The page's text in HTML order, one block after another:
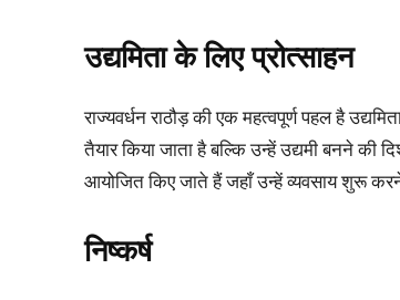
उद्यमिता के लिए प्रोत्साहन
राज्यवर्धन राठौड़ की एक महत्वपूर्ण पहल है
तैयार किया जाता है बल्कि उन्हें उद्यमी बनने की
आयोजित किए जाते हैं जहाँ उन्हें व्यवसाय शुरू करने
निष्कर्ष